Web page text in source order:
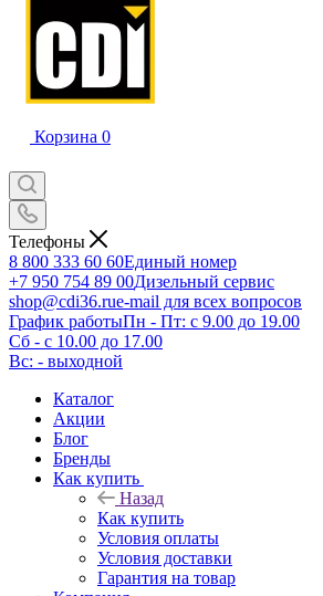
Корзина 0
Телефоны
8 800 333 60 60Единый номер
+7 950 754 89 00Дизельный сервис
shop@cdi36.rue-mail для всех вопросов
График работыПн - Пт: с 9.00 до 19.00
Сб - с 10.00 до 17.00
Вс: - выходной
Каталог
Акции
Блог
Бренды
Как купить
Назад
Как купить
Условия оплаты
Условия доставки
Гарантия на товар